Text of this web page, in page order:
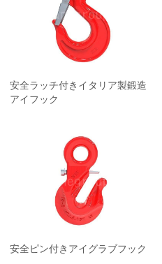
安全ラッチ付きイタリア製鍛造
アイフック
安全ピン付きアイグラブフック